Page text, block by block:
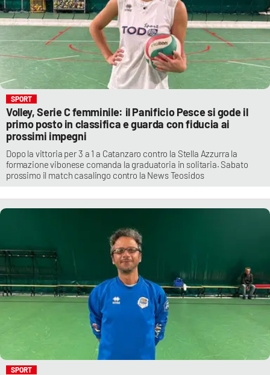
SPORT
Volley, Serie C femminile: il Panificio Pesce si gode il
primo posto in classifica e guarda con fiducia ai
prossimi impegni
Dopo la vittoria per 3 a 1 a Catanzaro contro la Stella Azzurra la
formazione vibonese comanda la graduatoria in solitaria. Sabato
prossimo il match casalingo contro la News Teosidos
SPORT